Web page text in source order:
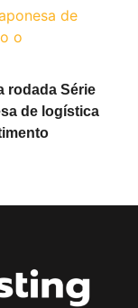
rodada Série
de logística